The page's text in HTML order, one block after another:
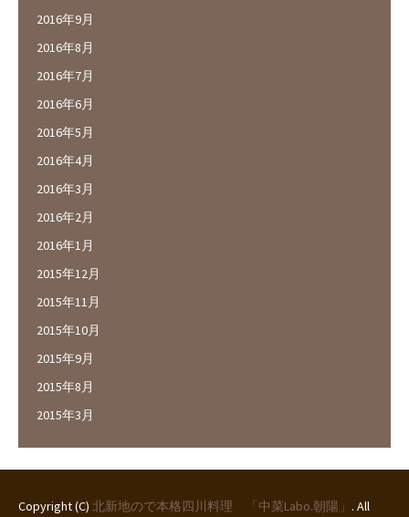
2016年9月
2016年8月
2016年7月
2016年6月
2016年5月
2016年4月
2016年3月
2016年2月
2016年1月
2015年12月
2015年11月
2015年10月
2015年9月
2015年8月
2015年3月
Copyright (C) 北新地ので本格四川料理 「中菜Labo.朝陽」 . All